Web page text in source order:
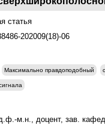
статья
202009(18)-06
Максимально правдоподобный
м.н., доцент, зав.